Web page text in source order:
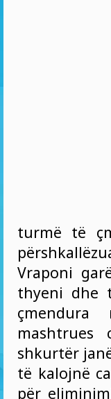
turmë të
Vraponi
thyeni dhe
mashtrues
shkurtër
të kalojnë
për